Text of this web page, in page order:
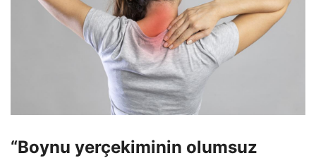
“Boynu yerçekiminin olumsuz